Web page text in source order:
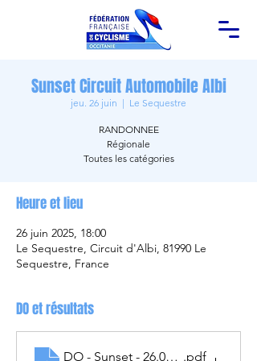
Sunset Circuit Automobile Albi
jeu. 26 juin
  |
Le Sequestre
RANDONNEE
Régionale
Toutes les catégories
Heure et lieu
26 juin 2025, 18:00
Le Sequestre, Circuit d'Albi, 81990 Le
Sequestre, France
DO et résultats
DO - Sunset - 26.06.2025
.pdf